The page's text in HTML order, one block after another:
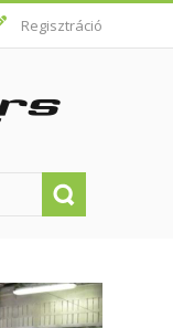
Regisztráció